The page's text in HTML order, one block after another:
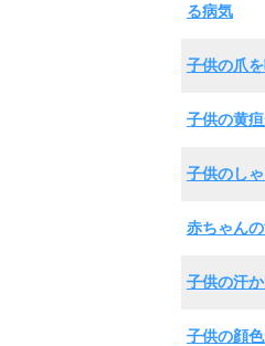
る病気
子供の爪
子供の黄
子供のし
赤ちゃん
子供の汗
子供の顔